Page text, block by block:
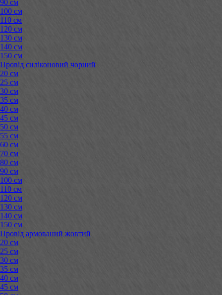
90 см
100 см
110 см
120 см
130 см
140 см
150 см
Провід силіконовий чорний
20 см
25 см
30 см
35 см
40 см
45 см
50 см
55 см
60 см
70 см
80 см
90 см
100 см
110 см
120 см
130 см
140 см
150 см
Провід армований жовтий
20 см
25 см
30 см
35 см
40 см
45 см